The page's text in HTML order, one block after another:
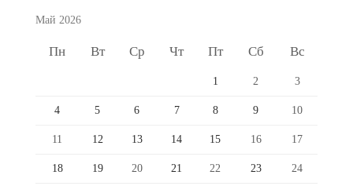
Май 2026
Пн Вт Ср Чт Пт Сб Вс
1 2 3
4 5 6 7 8 9 10
11 12 13 14 15 16 17
18 19 20 21 22 23 24